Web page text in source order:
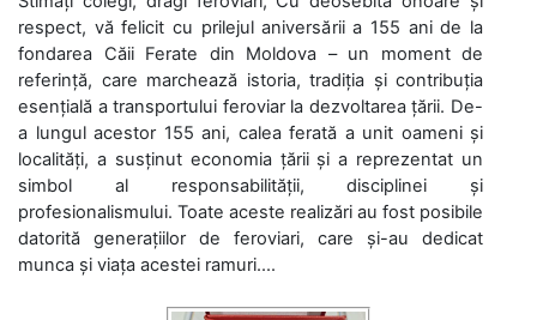
respect, vă felicit cu prilejul aniversării a 155 ani de la
fondarea Căii Ferate din Moldova – un moment de
referință, care marchează istoria, tradiția și contribuția
esențială a transportului feroviar la dezvoltarea țării. De-
a lungul acestor 155 ani, calea ferată a unit oameni și
localități, a susținut economia țării și a reprezentat un
simbol al responsabilității, disciplinei și
profesionalismului. Toate aceste realizări au fost posibile
datorită generațiilor de feroviari, care și-au dedicat
munca și viața acestei ramuri....